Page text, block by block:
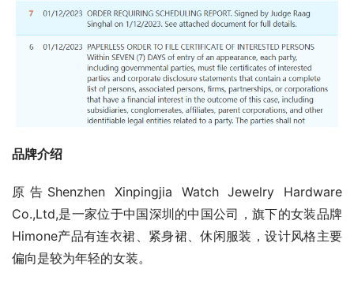
品牌介绍
原告Shenzhen Xinpingjia Watch Jewelry Hardware
Co.,Ltd,是一家位于中国深圳的中国公司，旗下的女装品牌
Himone产品有连衣裙、紧身裙、休闲服装，设计风格主要
偏向是较为年轻的女装。